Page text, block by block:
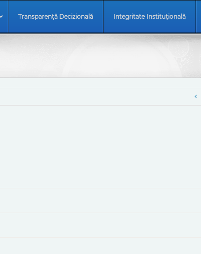
Transparență Decizională Integritate Instituțională